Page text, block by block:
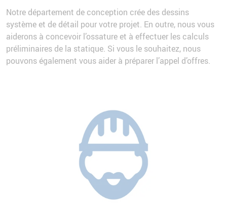
Notre département de conception crée des dessins
système et de détail pour votre projet. En outre, nous vous
aiderons à concevoir l’ossature et à effectuer les calculs
préliminaires de la statique. Si vous le souhaitez, nous
pouvons également vous aider à préparer l’appel d’offres.